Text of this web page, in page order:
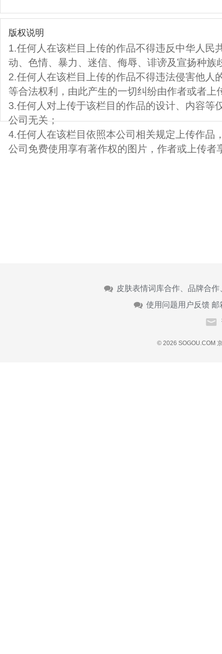
版权说明
1.任何人在该栏目上传的作品不得违反中华人民
动、色情、暴力、迷信、侮辱、诽谤及宣扬种族
2.任何人在该栏目上传的作品不得违法侵害他人
等合法权利，由此产生的一切纠纷由作者或者上
3.任何人对上传于该栏目的作品的设计、内容等
公司无关；
4.任何人在该栏目依照本公司相关规定上传作品
公司免费使用享有著作权的图片，作者或上传者
皮肤表情词库合作、品牌合
使用问题用户反馈 邮
© 2026 SOGOU.COM